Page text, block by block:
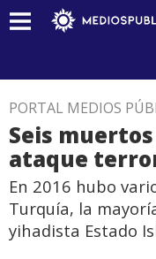
PORTAL MEDIOS
Seis
ataque
En 2016 hubo
Turquía, la
yihadista Estado